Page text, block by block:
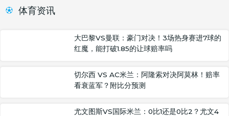
体育资讯
大巴黎VS曼联：豪门对决！3场热身赛进7球的
红魔，能打破1.85的让球赔率吗
切尔西 VS AC米兰：阿隆索对决阿莫林！赔率
看衰蓝军？附比分预测
尤文图斯VS国际米兰：0比1还是0比2？尤文4